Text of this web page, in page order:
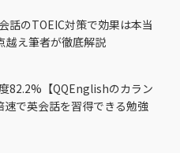
話のTOEIC対策で効果は本当
越え筆者が徹底解説
82.2%【QQEnglishのカラン
速で英会話を習得できる勉強